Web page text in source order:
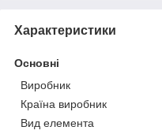
Характеристики
Основні
Виробник
Країна виробник
Вид елемента